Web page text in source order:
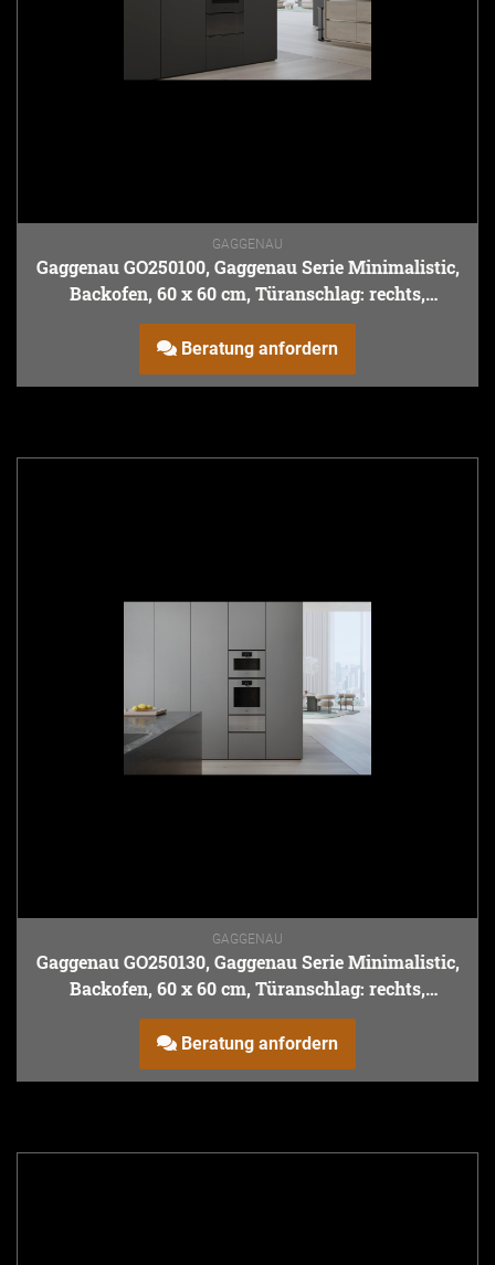
GAGGENAU
Gaggenau GO250100, Gaggenau Serie Minimalistic,
Backofen, 60 x 60 cm, Türanschlag: rechts,
Gaggenau Onyx
Beratung anfordern
GAGGENAU
Gaggenau GO250130, Gaggenau Serie Minimalistic,
Backofen, 60 x 60 cm, Türanschlag: rechts,
Gaggenau Sterling
Beratung anfordern